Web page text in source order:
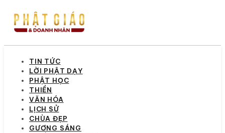
TIN TỨC
LỜI PHẬT DẠY
PHẬT HỌC
THIỀN
VĂN HÓA
LỊCH SỬ
CHÙA ĐẸP
GƯƠNG SÁNG